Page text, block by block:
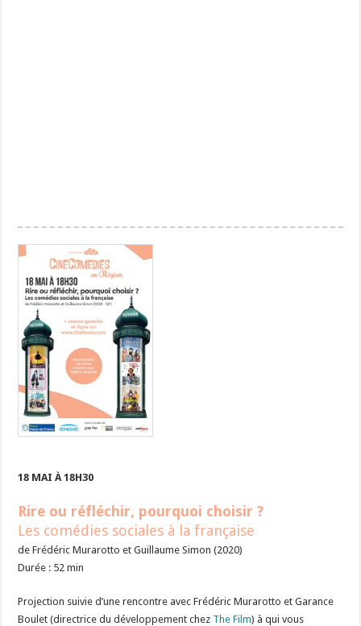
18 MAI À 18H30
Rire ou réfléchir, pourquoi choisir ?
Les comédies sociales à la française
de Frédéric Murarotto et Guillaume Simon (2020)
Durée : 52 min
Projection suivie d’une rencontre avec Frédéric Murarotto et Garance
Boulet (directrice du développement chez The Film) à qui vous